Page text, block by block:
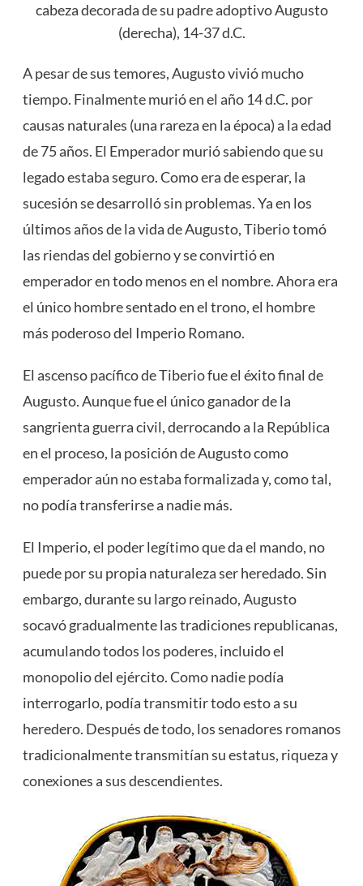
cabeza decorada de su padre adoptivo Augusto
(derecha), 14-37 d.C.
A pesar de sus temores, Augusto vivió mucho
tiempo. Finalmente murió en el año 14 d.C. por
causas naturales (una rareza en la época) a la edad
de 75 años. El Emperador murió sabiendo que su
legado estaba seguro. Como era de esperar, la
sucesión se desarrolló sin problemas. Ya en los
últimos años de la vida de Augusto, Tiberio tomó
las riendas del gobierno y se convirtió en
emperador en todo menos en el nombre. Ahora era
el único hombre sentado en el trono, el hombre
más poderoso del Imperio Romano.
El ascenso pacífico de Tiberio fue el éxito final de
Augusto. Aunque fue el único ganador de la
sangrienta guerra civil, derrocando a la República
en el proceso, la posición de Augusto como
emperador aún no estaba formalizada y, como tal,
no podía transferirse a nadie más.
El Imperio, el poder legítimo que da el mando, no
puede por su propia naturaleza ser heredado. Sin
embargo, durante su largo reinado, Augusto
socavó gradualmente las tradiciones republicanas,
acumulando todos los poderes, incluido el
monopolio del ejército. Como nadie podía
interrogarlo, podía transmitir todo esto a su
heredero. Después de todo, los senadores romanos
tradicionalmente transmitían su estatus, riqueza y
conexiones a sus descendientes.